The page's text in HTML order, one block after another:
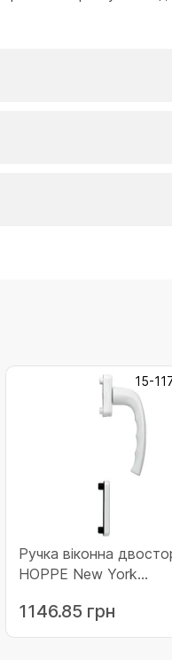
15-
Ручка віконна
HOPPE New York
біла (11768228)
1146.85 грн